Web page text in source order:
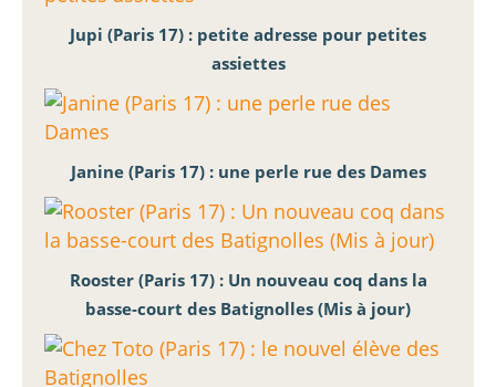
Jupi (Paris 17) : petite adresse pour petites
assiettes
Janine (Paris 17) : une perle rue des Dames
Rooster (Paris 17) : Un nouveau coq dans la
basse-court des Batignolles (Mis à jour)